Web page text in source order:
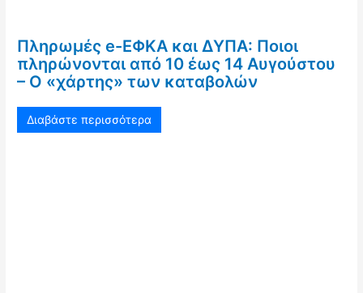
Πληρωμές e-ΕΦΚΑ και ΔΥΠΑ: Ποιοι
πληρώνονται από 10 έως 14 Αυγούστου
– Ο «χάρτης» των καταβολών
Διαβάστε περισσότερα